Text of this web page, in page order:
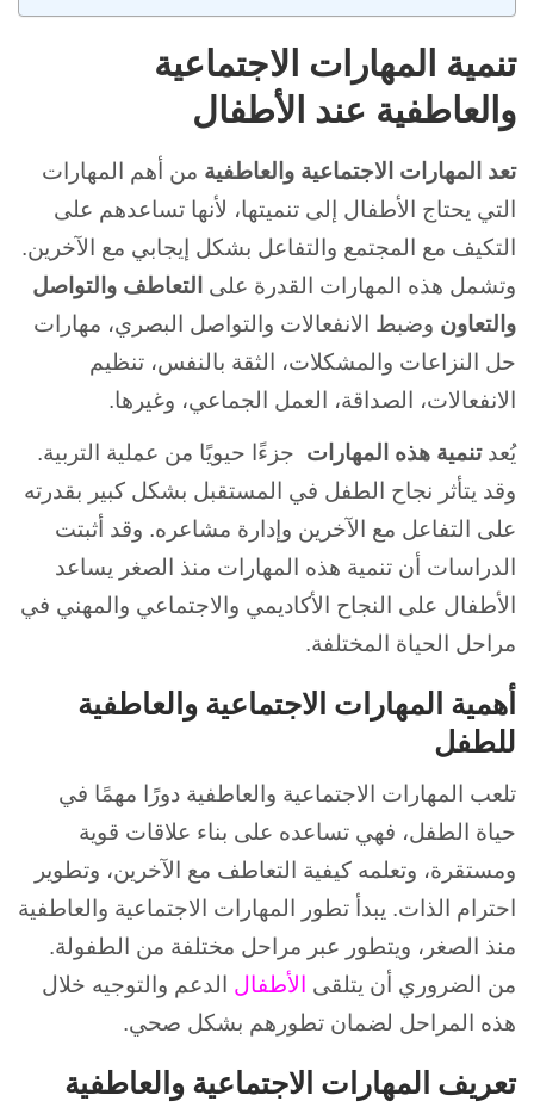
تنمية المهارات الاجتماعية
والعاطفية عند الأطفال
تعد المهارات الاجتماعية والعاطفية من أهم المهارات
التي يحتاج الأطفال إلى تنميتها، لأنها تساعدهم على
التكيف مع المجتمع والتفاعل بشكل إيجابي مع الآخرين.
وتشمل هذه المهارات القدرة على التعاطف والتواصل
والتعاون وضبط الانفعالات والتواصل البصري، مهارات
حل النزاعات والمشكلات، الثقة بالنفس، تنظيم
الانفعالات، الصداقة، العمل الجماعي، وغيرها.
يُعد تنمية هذه المهارات جزءًا حيويًا من عملية التربية.
وقد يتأثر نجاح الطفل في المستقبل بشكل كبير بقدرته
على التفاعل مع الآخرين وإدارة مشاعره. وقد أثبتت
الدراسات أن تنمية هذه المهارات منذ الصغر يساعد
الأطفال على النجاح الأكاديمي والاجتماعي والمهني في
مراحل الحياة المختلفة.
أهمية المهارات الاجتماعية والعاطفية
للطفل
تلعب
المهارات الاجتماعية والعاطفية دورًا مهمًا في
حياة الطفل، فهي تساعده على بناء علاقات قوية
ومستقرة، وتعلمه كيفية التعاطف مع الآخرين، وتطوير
احترام الذات. يبدأ تطور المهارات الاجتماعية والعاطفية
منذ الصغر، ويتطور عبر مراحل مختلفة من الطفولة.
من الضروري أن يتلقى الأطفال
الدعم والتوجيه خلال
هذه المراحل لضمان تطورهم بشكل صحي.
تعريف المهارات الاجتماعية والعاطفية